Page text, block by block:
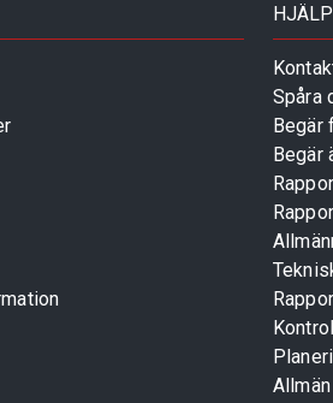
Spåra
Begär
Begär